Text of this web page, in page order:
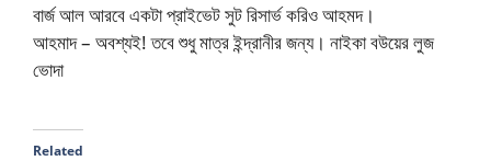
বার্জ আল আরবে একটা প্রাইভেট সুট রিসার্ভ করিও আহমদ।
আহমাদ – অবশ্যই! তবে শুধু মাত্র ইন্দ্রানীর জন্য। নাইকা বউয়ের লুজ
ভোদা
Related